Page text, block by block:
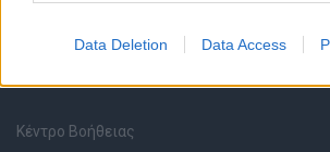
Data Deletion Data Access
Κέντρο Βοήθειας